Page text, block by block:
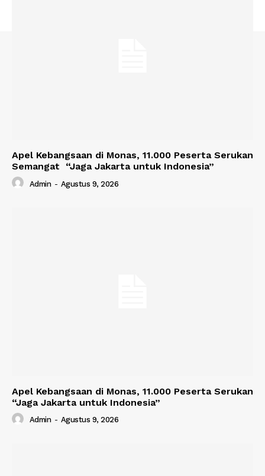
Apel Kebangsaan di Monas, 11.000 Peserta Serukan
Semangat “Jaga Jakarta untuk Indonesia”
Admin - Agustus 9, 2026
Apel Kebangsaan di Monas, 11.000 Peserta Serukan
“Jaga Jakarta untuk Indonesia”
Admin - Agustus 9, 2026